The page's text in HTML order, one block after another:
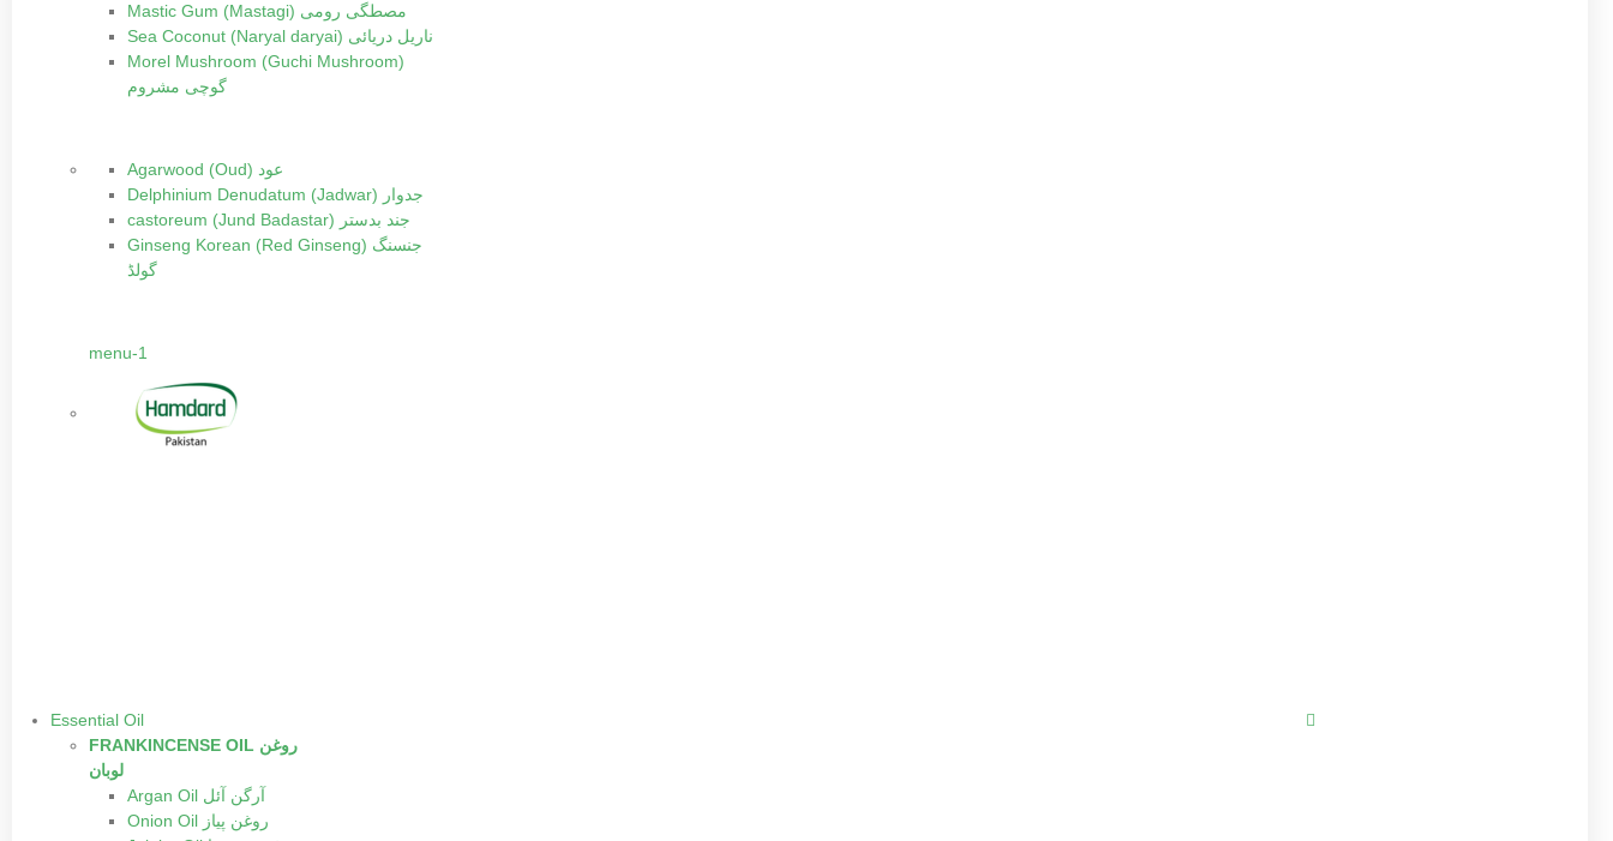
Mastic Gum (Mastagi) مصطگی رومی
Sea Coconut (Naryal daryai) ناریل دریائی
Morel Mushroom (Guchi Mushroom)
گوچی مشروم
Agarwood (Oud) عود
Delphinium Denudatum (Jadwar) جدوار
castoreum (Jund Badastar) جند بدستر
Ginseng Korean (Red Ginseng) جنسنگ
گولڈ
menu-1
Essential Oil
FRANKINCENSE OIL روغن
لوبان
Argan Oil آرگن آئل
Onion Oil روغن پیاز